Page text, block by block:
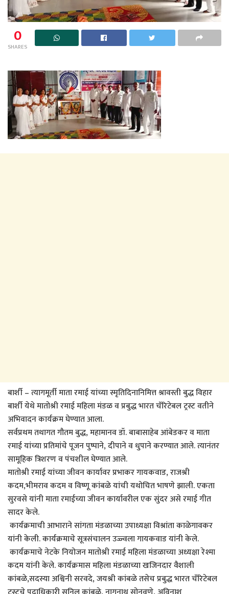
0
SHARES
बार्शी – त्यागमूर्ती माता रमाई यांच्या स्मृतिदिनानिमित्त श्रावस्ती बुद्ध विहार
बार्शी येथे मातोश्री रमाई महिला मंडळ व प्रबुद्ध भारत चॅरिटेबल ट्रस्ट वतीने
अभिवादन कार्यक्रम घेण्यात आला.
सर्वप्रथम तथागत गौतम बुद्ध, महामानव डॉ. बाबासाहेब आंबेडकर व माता
रमाई यांच्या प्रतिमांचे पूजन पुष्पाने, दीपाने व धुपाने करण्यात आले. त्यानंतर
सामूहिक त्रिशरण व पंचशील घेण्यात आले.
मातोश्री रमाई यांच्या जीवन कार्यावर प्रभाकर गायकवाड, राजश्री
कदम,भीमराव कदम व विष्णू कांबळे यांची यथोचित भाषणे झाली. एकता
सुरवसे यांनी माता रमाईच्या जीवन कार्यावरील एक सुंदर असे रमाई गीत
सादर केले.
कार्यक्रमाची आभाराने सांगता मंडळाच्या उपाध्यक्षा विश्रांता काळेगावकर
यांनी केली. कार्यक्रमाचे सूत्रसंचालन उज्ज्वला गायकवाड यांनी केले.
कार्यक्रमाचे नेटके नियोजन मातोश्री रमाई महिला मंडळाच्या अध्यक्षा रेश्मा
कदम यांनी केले. कार्यक्रमास महिला मंडळाच्या खजिनदार वैशाली
कांबळे,सदस्या अश्विनी सरवदे, जयश्री कांबळे तसेच प्रबुद्ध भारत चॅरिटेबल